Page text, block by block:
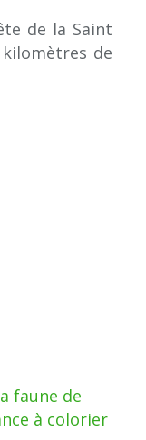
de la Saint
de